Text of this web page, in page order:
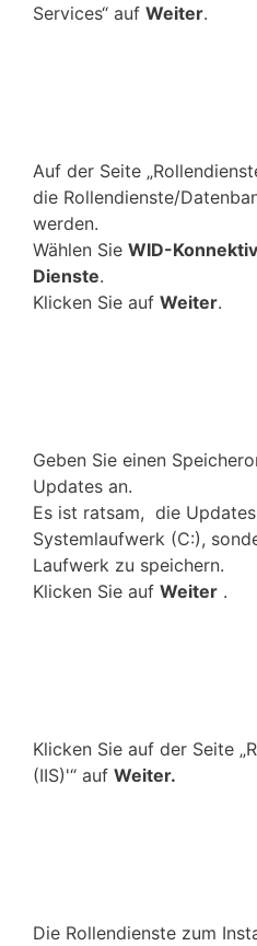
Services“ auf Weiter.
Auf der Seite
die Rollendienste/
werden.
Wählen Sie WID-
Dienste.
Klicken Sie auf Weiter.
Geben Sie einen
Updates an.
Es ist ratsam, die
Systemlaufwerk (C:),
Laufwerk zu speichern.
Klicken Sie auf Weiter .
Klicken Sie auf der Seite
(IIS)'“ auf Weiter.
Die Rollendienste zum